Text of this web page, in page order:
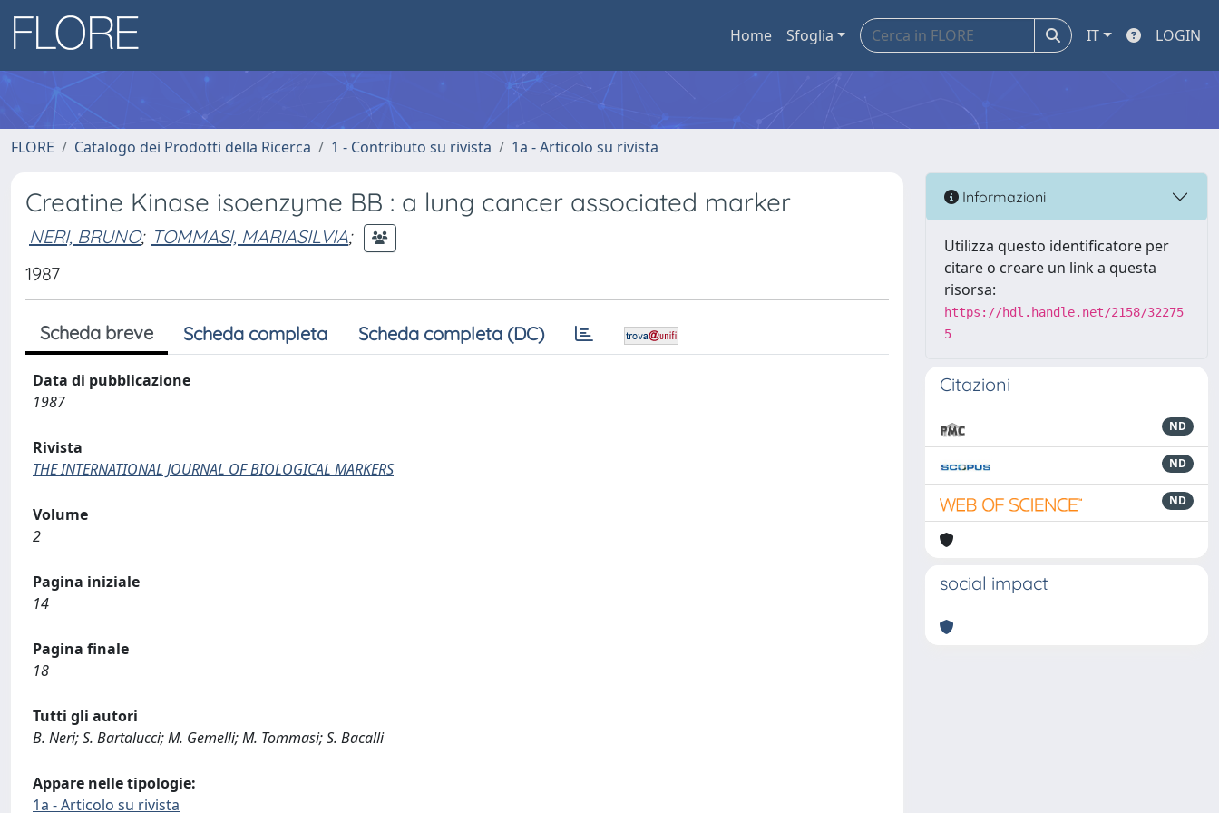
Home Sfoglia IT LOGIN
FLORE Catalogo dei Prodotti della Ricerca 1 - Contributo su rivista 1a - Articolo su rivista
Creatine Kinase isoenzyme BB : a lung cancer associated marker
NERI, BRUNO; TOMMASI, MARIASILVIA;
1987
Scheda breve Scheda completa Scheda completa (DC)
Data di pubblicazione
1987
Rivista
THE INTERNATIONAL JOURNAL OF BIOLOGICAL MARKERS
Volume
2
Pagina iniziale
14
Pagina finale
18
Tutti gli autori
B. Neri; S. Bartalucci; M. Gemelli; M. Tommasi; S. Bacalli
Appare nelle tipologie:
1a - Articolo su rivista
Informazioni
Utilizza questo identificatore per
citare o creare un link a questa
risorsa:
https://hdl.handle.net/2158/32275
5
Citazioni
ND
ND
ND
social impact